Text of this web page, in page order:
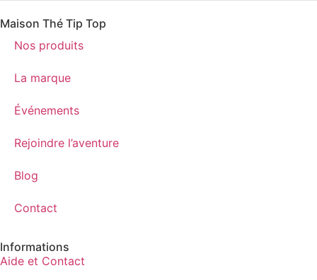
Maison Thé Tip Top
Nos produits
La marque
Événements
Rejoindre l’aventure
Blog
Contact
Informations
Aide et Contact